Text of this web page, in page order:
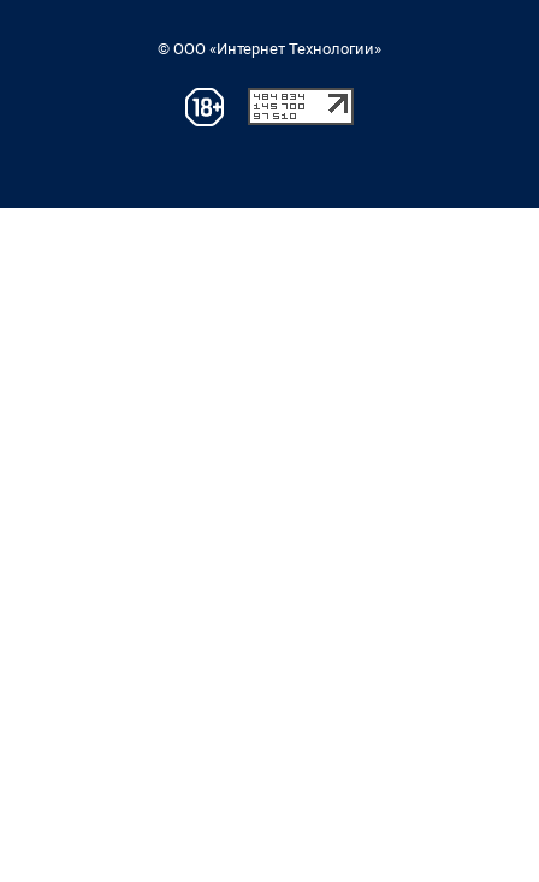
© ООО «Интернет Технологии»